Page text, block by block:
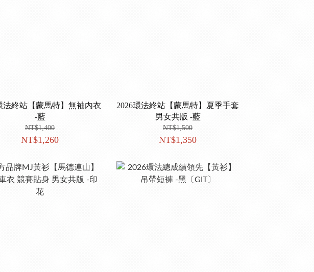
法終站【蒙馬特】無袖內衣
-藍
NT$1,400
NT$1,260
2026環法終站【蒙馬特】夏季手套
男女共版 -藍
NT$1,500
NT$1,350